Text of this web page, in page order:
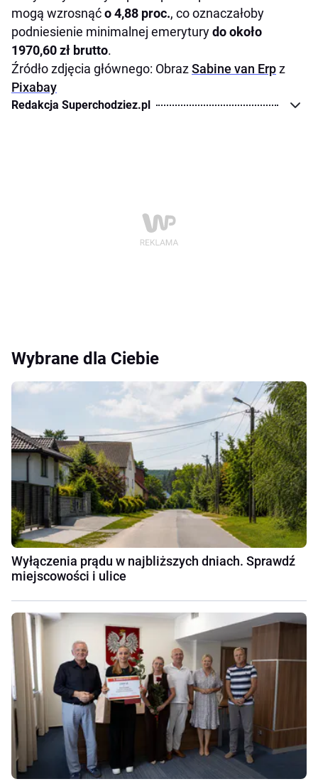
mogą wzrosnąćo 4,88 proc., co oznaczałoby
podniesienie minimalnej emeryturydo około
1970,60 zł brutto.
Źródło zdjęcia głównego: ObrazSabine van Erpz
Pixabay
Redakcja Superchodziez.pl
Wybrane dla Ciebie
Wyłączenia prądu w najbliższych dniach. Sprawdź
miejscowości i ulice